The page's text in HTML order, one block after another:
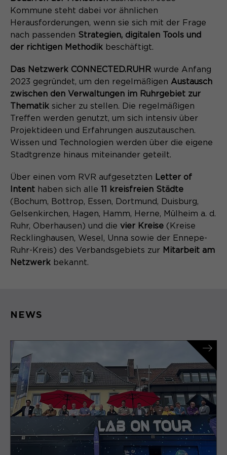
Kommune steht dabei vor ähnlichen
Herausforderungen, wenn sie sich mit der Frage
nach passenden Strategien, digitalen Tools und
der richtigen Methodik beschäftigt.
Das Netzwerk CONNECTED.RUHR wurde Anfang
2023 gegründet, um den regelmäßigen Austausch
zwischen den Verwaltungen im Ruhrgebiet zur
Thematik sicher zu stellen. Die regelmäßigen
Treffen werden genutzt, um sich intensiv über
Projektideen und Erfahrungen auszutauschen.
Wissen und Technologien werden über die eigene
Stadtgrenze hinaus miteinander geteilt.
Über einen vom RVR aufgesetzten Letter of
Intent haben sich alle 11 kreisfreien Städte
(Bochum, Bottrop, Essen, Dortmund, Duisburg,
Gelsenkirchen, Hagen, Hamm, Herne, Mülheim a. d.
Ruhr, Oberhausen) und die vier Kreise (Kreise
Recklinghausen, Wesel, Unna sowie der Ennepe-
Ruhr-Kreis) des Verbandsgebiets zur Mitarbeit am
Netzwerk bekannt.
NEWS
Name SgCookieOptin.lastPreferences
Anbieter
Laufzeit 1 Jahr
Zweck
Dieser Wert speichert Ihre Consent-
Einstellungen. Unter anderem eine
zufällig generierte ID, für die
historische Speicherung Ihrer
vorgenommen Einstellungen, falls der
Webseiten-Betreiber dies eingestellt
hat.